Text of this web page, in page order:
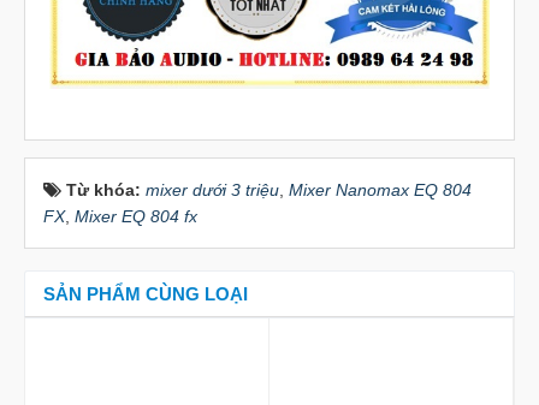
Từ khóa: mixer dưới 3 triệu Mixer Nanomax EQ 804
FX, Mixer EQ 804 fx
SẢN PHẨM CÙNG LOẠI